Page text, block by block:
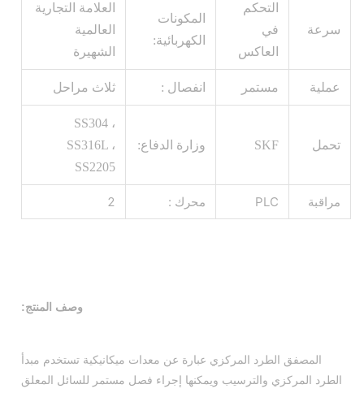
سرعة
التحكم
في
العاكس
المكونات
الكهربائية:
العلامة التجارية
العالمية
الشهيرة
عملية مستمر انفصال : ثلاث مراحل
تحمل SKF وزارة الدفاع:
SS304 ،
SS316L ،
SS2205
مراقبة PLC محرك : 2
وصف المنتج:
المصفق الطرد المركزي عبارة عن معدات ميكانيكية تستخدم مبدأ
الطرد المركزي والترسيب ويمكنها إجراء فصل مستمر للسائل المعلق